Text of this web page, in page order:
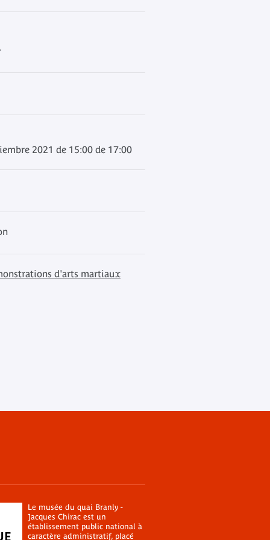
2021 de 15:00 de 17:00
d'arts martiaux
Le musée du quai Branly -
Jacques Chirac est un
établissement public national à
caractère administratif, placé